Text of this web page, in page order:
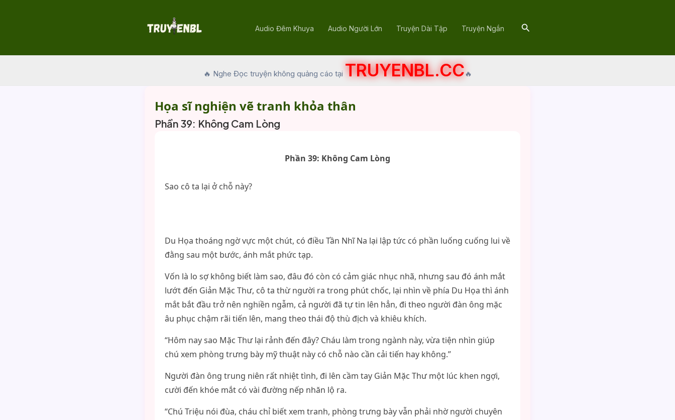
Audio Đêm Khuya Audio Người Lớn Truyện Dài Tập Truyện Ngắn Search
🔥 Nghe Đọc truyện không quảng cáo tại TRUYENBL.CC🔥
Họa sĩ nghiện vẽ tranh khỏa thân
Phần 39: Không Cam Lòng
Phần 39: Không Cam Lòng
Sao cô ta lại ở chỗ này?
Du Họa thoáng ngờ vực một chút, có điều Tần Nhĩ Na lại lập tức có phần luống cuống lui về
đằng sau một bước, ánh mắt phức tạp.
Vốn là lo sợ không biết làm sao, đâu đó còn có cảm giác nhục nhã, nhưng sau đó ánh mắt
lướt đến Giản Mặc Thư, cô ta thừ người ra trong phút chốc, lại nhìn về phía Du Họa thì ánh
mắt bắt đầu trở nên nghiền ngẫm, cả người đã tự tin lên hẳn, đi theo người đàn ông mặc
âu phục chậm rãi tiến lên, mang theo thái độ thù địch và khiêu khích.
“Hôm nay sao Mặc Thư lại rảnh đến đây? Cháu làm trong ngành này, vừa tiện nhìn giúp
chú xem phòng trưng bày mỹ thuật này có chỗ nào cần cải tiến hay không.”
Người đàn ông trung niên rất nhiệt tình, đi lên cầm tay Giản Mặc Thư một lúc khen ngợi,
cười đến khóe mắt có vài đường nếp nhăn lộ ra.
“Chú Triệu nói đùa, cháu chỉ biết xem tranh, phòng trưng bày vẫn phải nhờ người chuyên